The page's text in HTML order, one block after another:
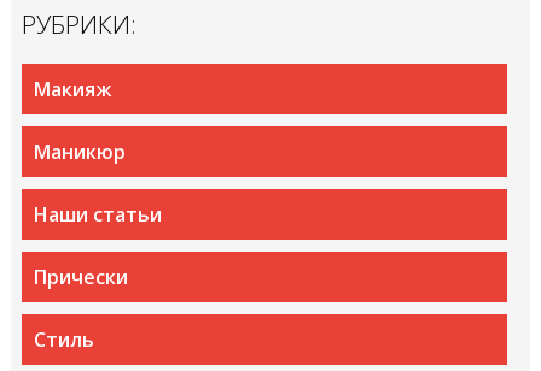
РУБРИКИ:
Макияж
Маникюр
Наши статьи
Прически
Стиль